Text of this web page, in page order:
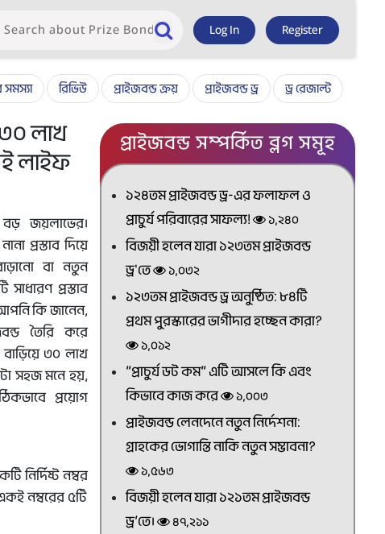
Log In Register
সমস্যা রিভিউ প্রাইজবন্ড ক্রয় প্রাইজবন্ড ড্র ড্র রেজাল্ট
লাখ
লাইফ
বড় জয়লাভের।
প্রস্তাব দিয়ে
বা নতুন
প্রস্তাব
কি জানেন,
তৈরি করে
৩০ লাখ
সহজ মনে হয়,
প্রয়োগ
নির্দিষ্ট নম্বর
নম্বরের ৫টি
প্রাইজবন্ড সম্পর্কিত ব্লগ সমূহ
১২৪তম প্রাইজবন্ড ড্র-এর ফলাফল ও
প্রাচুর্য পরিবারের সাফল্য!
১,২৪০
বিজয়ী হলেন যারা ১২৩তম প্রাইজবন্ড
ড্র'তে
১,০৩২
১২৩তম প্রাইজবন্ড ড্র অনুষ্ঠিত: ৮৪টি
প্রথম পুরস্কারের ভাগীদার হচ্ছেন কারা?
১,০১২
“প্রাচুর্য ডট কম” এটি আসলে কি এবং
কিভাবে কাজ করে
১,০০৩
প্রাইজবন্ড লেনদেনে নতুন নির্দেশনা:
গ্রাহকের ভোগান্তি নাকি নতুন সম্ভাবনা?
১,৫৬৩
বিজয়ী হলেন যারা ১২১তম প্রাইজবন্ড
ড্র’তে।
৪৭,২১১